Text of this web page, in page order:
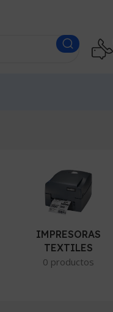
IMPRESORAS
TEXTILES
0 productos